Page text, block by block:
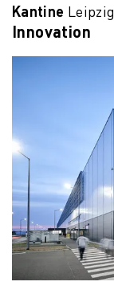
Kantine Leipzig
Innovation